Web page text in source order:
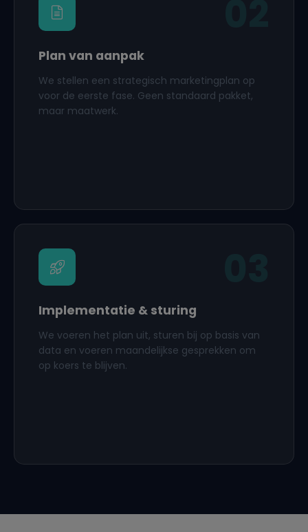
Plan van aanpak
We stellen een strategisch marketingplan op
voor de eerste fase. Geen standaard pakket,
maar maatwerk.
Implementatie & sturing
We voeren het plan uit, sturen bij op basis van
data en voeren maandelijkse gesprekken om
op koers te blijven.